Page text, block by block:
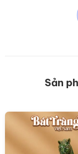
Sản